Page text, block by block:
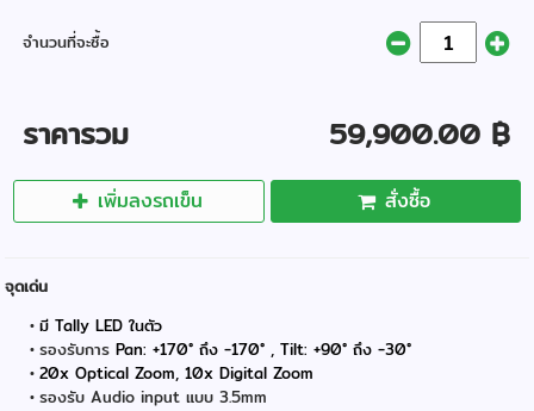
จำนวนที่จะซื้อ
ราคารวม 59,900.00 ฿
เพิ่มลงรถเข็น สั่งซื้อ
จุดเด่น
มี Tally LED ในตัว
รองรับการ Pan: +170° ถึง -170° , Tilt: +90° ถึง -30°
20x Optical Zoom, 10x Digital Zoom
รองรับ Audio input แบบ 3.5mm